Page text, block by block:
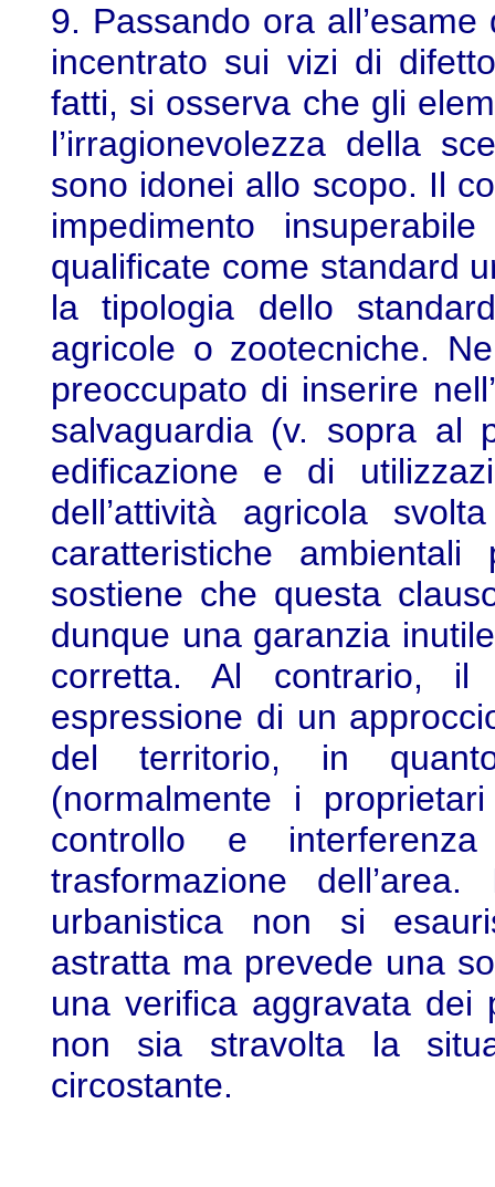
9. Passando ora
incentrato sui vizi di
fatti, si osserva che gli
l’irragionevolezza della
sono idonei allo scopo. Il
impedimento
qualificate come standard
la tipologia dello
agricole o zootecniche.
preoccupato di inserire
salvaguardia (v. sopra al
edificazione e di
dell’attività agricola
caratteristiche
sostiene che questa
dunque una garanzia
corretta. Al contrario,
espressione di un
del territorio, in
(normalmente i
controllo e
trasformazione
urbanistica non si
astratta ma prevede una
una verifica aggravata dei
non sia stravolta la
circostante.